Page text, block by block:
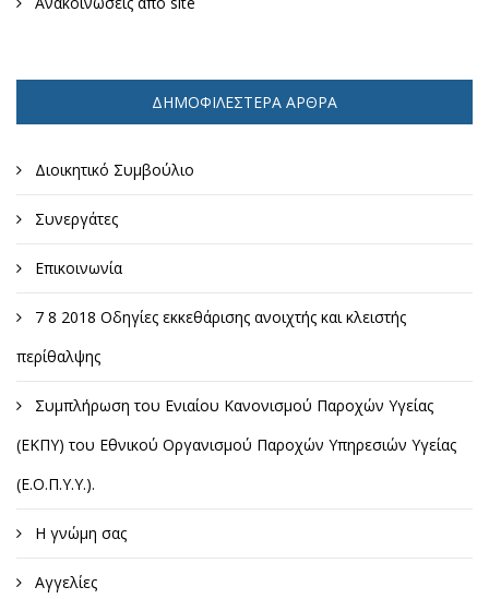
ΔΗΜΟΦΙΛΈΣΤΕΡΑ ΆΡΘΡΑ
Διοικητικό Συμβούλιο
Συνεργάτες
Επικοινωνία
7 8 2018 Οδηγίες εκκεθάρισης ανοιχτής και κλειστής
περίθαλψης
Συμπλήρωση του Ενιαίου Κανονισμού Παροχών Υγείας
(ΕΚΠΥ) του Εθνικού Οργανισμού Παροχών Υπηρεσιών Υγείας
(Ε.Ο.Π.Υ.Υ.).
Η γνώμη σας
Αγγελίες